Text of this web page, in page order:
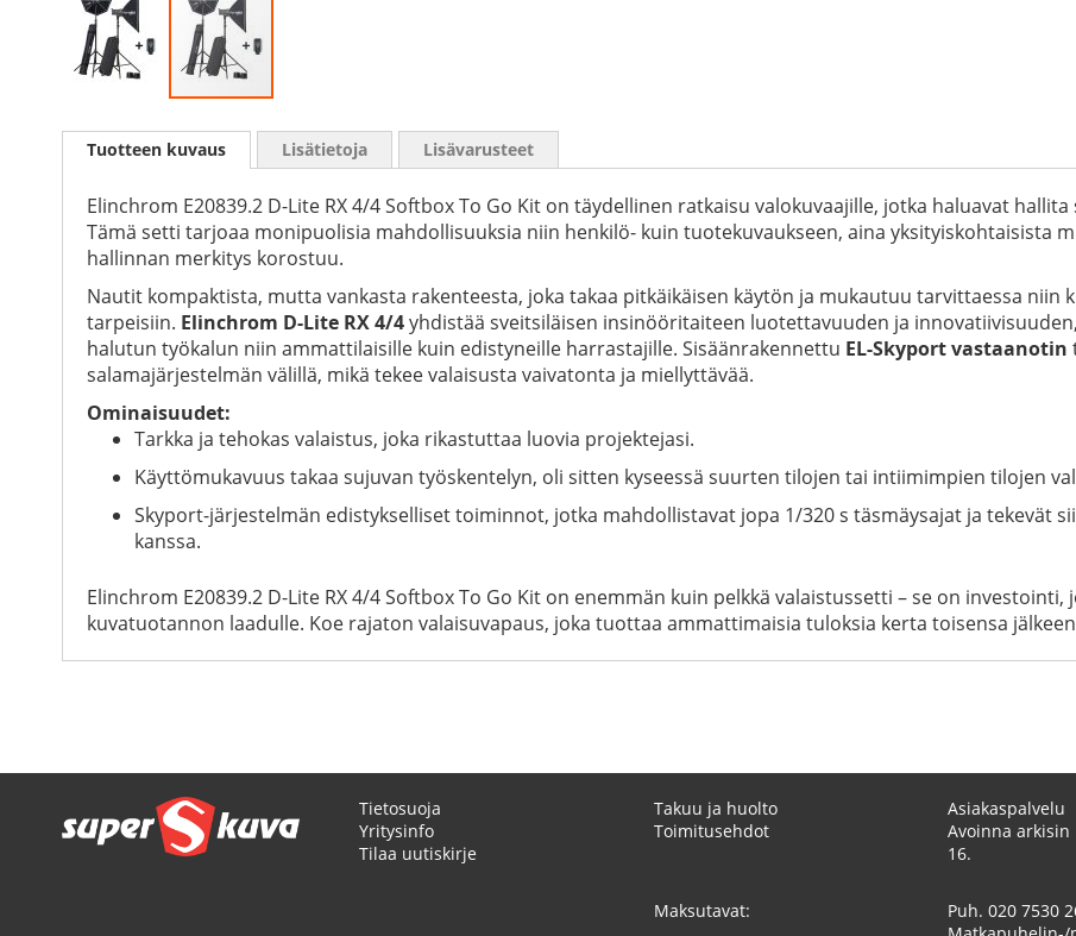
to
images
gallery
Tuotteen kuvaus
Elinchrom E20839.2 D-Lite RX 4/4 Softbox To Go Kit on täydellinen ratkaisu valokuvaajille, jotka haluavat
Tämä setti tarjoaa monipuolisia mahdollisuuksia niin henkilö- kuin tuotekuvaukseen, aina yksityiskohtaisista
hallinnan merkitys korostuu.
Nautit kompaktista, mutta vankasta rakenteesta, joka takaa pitkäikäisen käytön ja mukautuu tarvittaessa
tarpeisiin. Elinchrom D-Lite RX 4/4yhdistää sveitsiläisen insinööritaiteen luotettavuuden ja
halutun työkalun niin ammattilaisille kuin edistyneille harrastajille. Sisäänrakennettu EL-Skyport vastaanotin
salamajärjestelmän välillä, mikä tekee valaisusta vaivatonta ja miellyttävää.
Ominaisuudet:
Tarkka ja tehokas valaistus, joka rikastuttaa luovia projektejasi.
Käyttömukavuus takaa sujuvan työskentelyn, oli sitten kyseessä suurten tilojen tai intiimimpien tilojen
Skyport-järjestelmän edistykselliset toiminnot, jotka mahdollistavat jopa 1/320 s täsmäysajat ja tekevät
kanssa.
Elinchrom E20839.2 D-Lite RX 4/4 Softbox To Go Kit on enemmän kuin pelkkä valaistussetti – se on
kuvatuotannon laadulle. Koe rajaton valaisuvapaus, joka tuottaa ammattimaisia tuloksia kerta toisensa
Lisätietoja Lisävarusteet
Tietosuoja
Yritysinfo
Tilaa uutiskirje
Takuu ja huolto
Toimitusehdot
Maksutavat:
Asiakaspalvelu
Avoinna arkisin
16.
Puh. 020 7530